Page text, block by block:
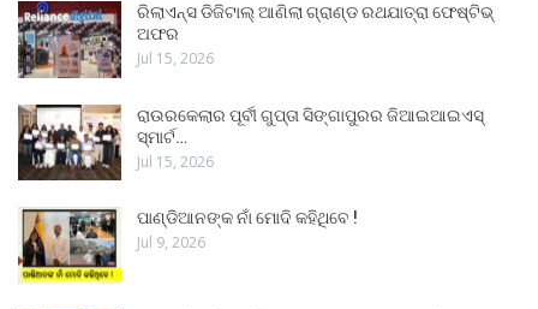
ରିଲାଏନ୍ସ ଡିଜିଟାଲ୍ ଆଣିଲା ଗ୍ରାଣ୍ଡ ରଥଯାତ୍ରା ଫେଷ୍ଟିଭ୍
ଅଫର
Jul 15, 2026
ରାଉରକେଲାର ପୂର୍ବୀ ଗୁପ୍ତା ସିଙ୍ଗାପୁରର ଜିଆଇଆଇଏସ୍
ସ୍ମାର୍ଟ…
Jul 15, 2026
ପାଣ୍ଡିଆନଙ୍କ ନାଁ ମୋଦି କହିଥିବେ !
Jul 9, 2026